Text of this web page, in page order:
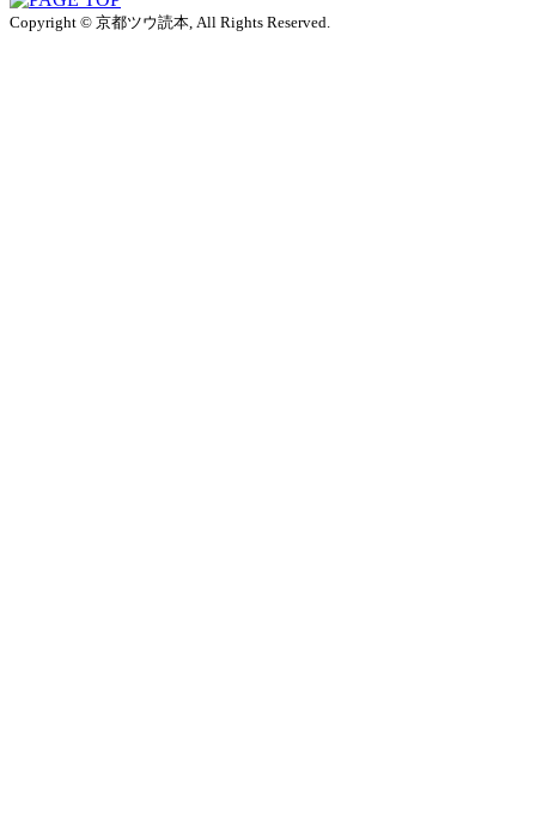
Copyright © 京都ツウ読本, All Rights Reserved.